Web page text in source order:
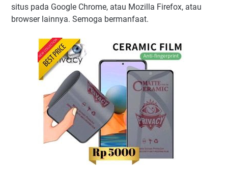
situs pada Google Chrome, atau Mozilla Firefox, atau
browser lainnya. Semoga bermanfaat.